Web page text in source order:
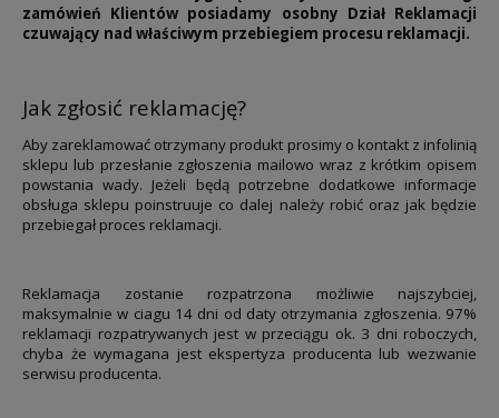
zamówień Klientów posiadamy osobny Dział Reklamacji
czuwający nad właściwym przebiegiem procesu reklamacji.
Jak zgłosić reklamację?
Aby zareklamować otrzymany produkt prosimy o kontakt z infolinią
sklepu lub przesłanie zgłoszenia mailowo wraz z krótkim opisem
powstania wady. Jeżeli będą potrzebne dodatkowe informacje
obsługa sklepu poinstruuje co dalej należy robić oraz jak będzie
przebiegał proces reklamacji.
Reklamacja zostanie rozpatrzona możliwie najszybciej,
maksymalnie w ciagu 14 dni od daty otrzymania zgłoszenia. 97%
reklamacji rozpatrywanych jest w przeciągu ok. 3 dni roboczych,
chyba że wymagana jest ekspertyza producenta lub wezwanie
serwisu producenta.